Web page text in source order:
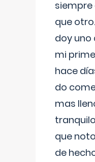
siempre
que
doy uno
mi
hace
do
mas
que
de